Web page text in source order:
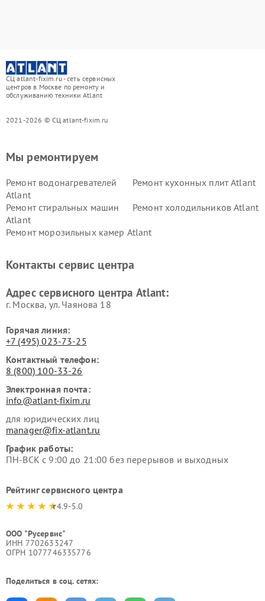
СЦ atlant-fixim.ru - сеть сервисных
центров в Москве по ремонту и
обслуживанию техники Atlant
2021-2026 © СЦ atlant-fixim.ru
Мы ремонтируем
Ремонт водонагревателей
Atlant
Ремонт кухонных плит Atlant
Ремонт стиральных машин
Atlant
Ремонт холодильников Atlant
Ремонт морозильных камер Atlant
Контакты сервис центра
Адрес сервисного центра Atlant:
г. Москва, ул. Чаянова 18
Горячая линия:
+7 (495) 023-73-25
Контактный телефон:
8 (800) 100-33-26
Электронная почта:
info@atlant-fixim.ru
для юридических лиц
manager@fix-atlant.ru
График работы:
ПН-ВСК с 9:00 до 21:00 без перерывов и выходных
Рейтинг сервисного центра
4.9-5.0
ООО "Русервис"
ИНН 7702633247
ОГРН 1077746335776
Поделиться в соц. сетях: